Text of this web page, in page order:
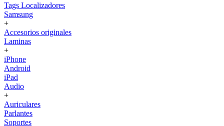
Tags Localizadores
Samsung
+
Accesorios originales
Laminas
+
iPhone
Android
iPad
Audio
+
Auriculares
Parlantes
Soportes